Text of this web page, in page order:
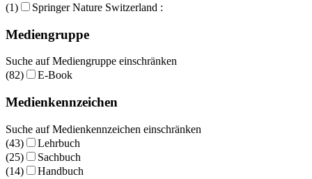
(1)
Springer Nature Switzerland :
Mediengruppe
Suche auf Mediengruppe einschränken
(82)
E-Book
Medienkennzeichen
Suche auf Medienkennzeichen einschränken
(43)
Lehrbuch
(25)
Sachbuch
(14)
Handbuch